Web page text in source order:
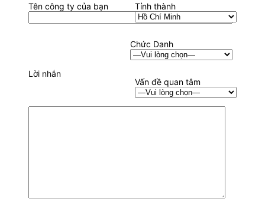
Tên công ty của bạn Tỉnh thành
Chức Danh
Vấn đề quan tâm
Lời nhắn